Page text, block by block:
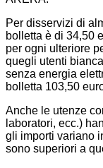
Per disservizi di
bolletta è di 34,50
per ogni ulteriore
quegli utenti
senza energia
bolletta 103,50
Anche le utenze
laboratori, ecc.)
gli importi variano
sono superiori a